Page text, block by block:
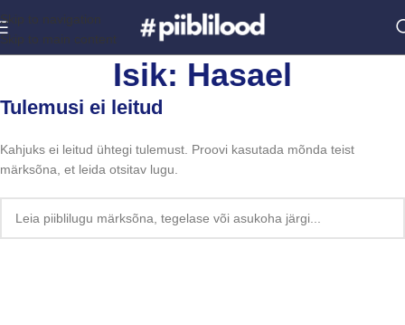
Skip to navigation
Skip to main content
Isik: Hasael
Tulemusi ei leitud
Kahjuks ei leitud ühtegi tulemust. Proovi kasutada mõnda teist
märksõna, et leida otsitav lugu.